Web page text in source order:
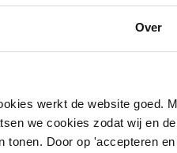
Over
werkt de website goed.
we cookies zodat wij en
tonen. Door op 'accepteren
openstaande
passie voor fietsen en
van alle openstaande